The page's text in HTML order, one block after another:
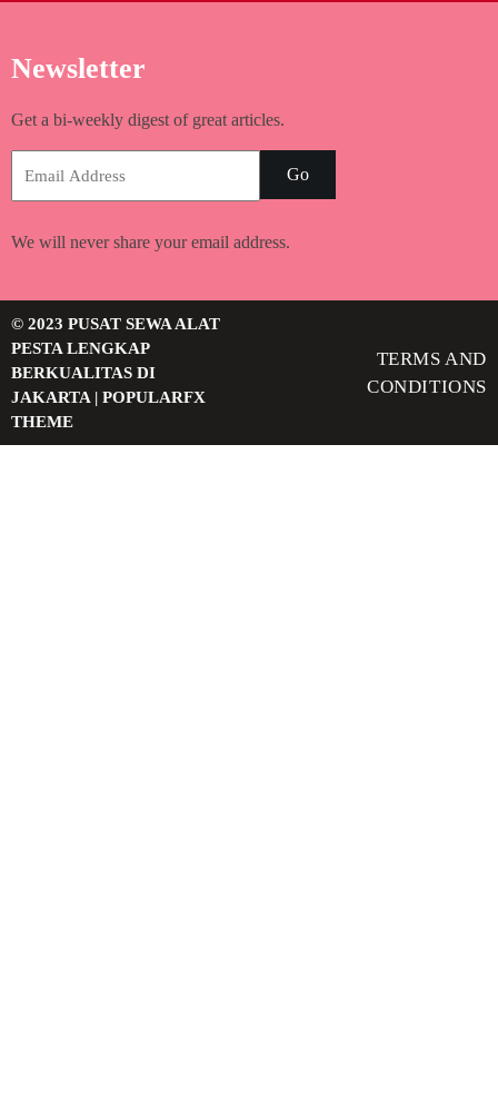
Newsletter
Get a bi-weekly digest of great articles.
Go
We will never share your email address.
© 2023 PUSAT SEWA ALAT
PESTA LENGKAP
BERKUALITAS DI
JAKARTA | POPULARFX
THEME
TERMS AND
CONDITIONS